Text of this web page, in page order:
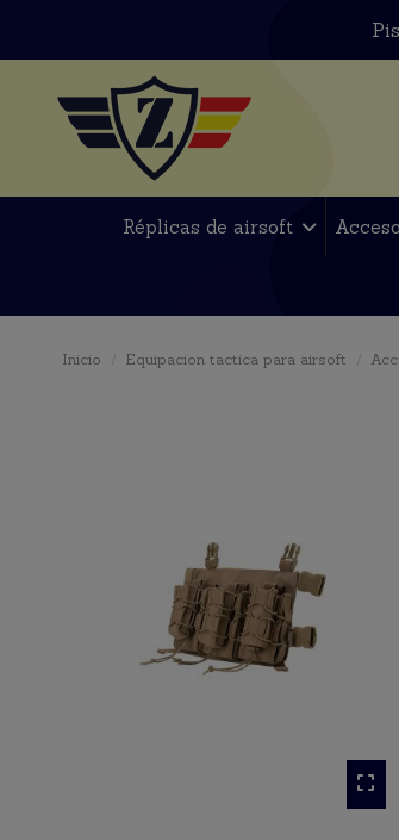
Réplicas de airsoft
Inicio Equipacion tactica para airsoft